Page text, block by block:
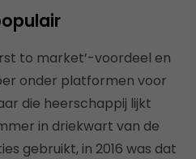
to market’-voordeel en
onder platformen voor
die heerschappij lijkt
in driekwart van de
gebruikt, in 2016 was dat